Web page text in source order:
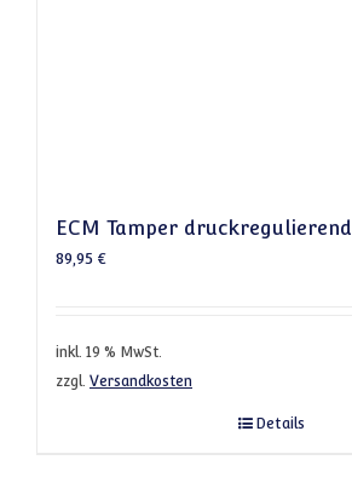
ECM Tamper druckregulierend
89,95 €
inkl. 19 % MwSt.
zzgl. Versandkosten
Details